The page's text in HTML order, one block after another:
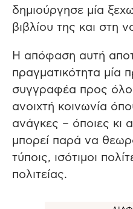
δημιούργησε μία
βιβλίου της και στη
Η απόφαση αυτή
πραγματικότητα μία
συγγραφέα προς
ανοιχτή κοινωνία
ανάγκες – όποιες κι
μπορεί παρά να
τύποις, ισότιμοι
πολιτείας.